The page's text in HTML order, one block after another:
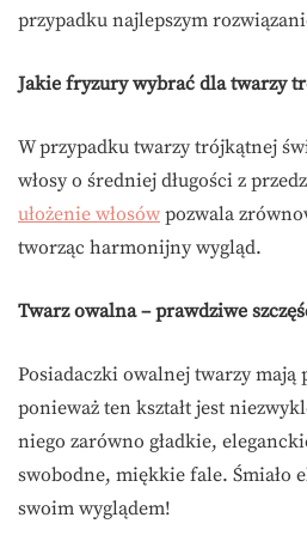
przypadku najlepszym
Jakie fryzury wybrać dla twarzy
W przypadku twarzy trójkątnej
włosy o średniej długości z
ułożenie włosów pozwala
tworząc harmonijny wygląd.
Twarz owalna – prawdziwe
Posiadaczki owalnej twarzy mają
ponieważ ten kształt jest
niego zarówno gładkie,
swobodne, miękkie fale. Śmiało
swoim wyglądem!